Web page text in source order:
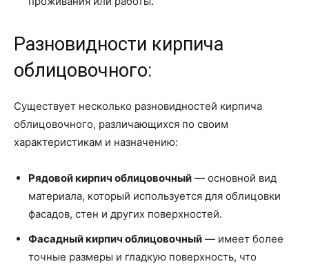
Разновидности кирпича
облицовочного:
Существует несколько разновидностей кирпича
облицовочного, различающихся по своим
характеристикам и назначению:
Рядовой кирпич облицовочный — основной вид
материала, который используется для облицовки
фасадов, стен и других поверхностей.
Фасадный кирпич облицовочный — имеет более
точные размеры и гладкую поверхность, что